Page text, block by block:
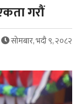
गरौं
सोमबार, भदौ ९, २०८२